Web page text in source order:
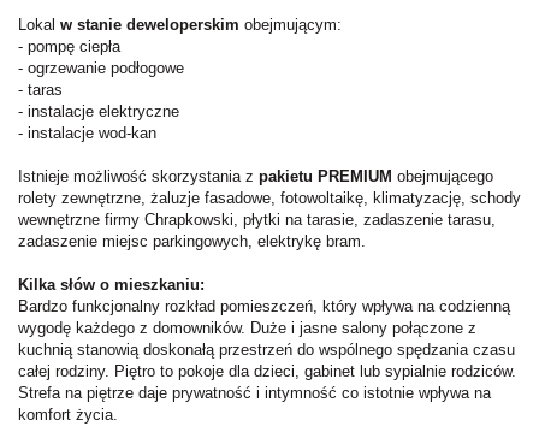
Lokal w stanie deweloperskim obejmującym:
- pompę ciepła
- ogrzewanie podłogowe
- taras
- instalacje elektryczne
- instalacje wod-kan
Istnieje możliwość skorzystania z pakietu PREMIUM obejmującego
rolety zewnętrzne, żaluzje fasadowe, fotowoltaikę, klimatyzację, schody
wewnętrzne firmy Chrapkowski, płytki na tarasie, zadaszenie tarasu,
zadaszenie miejsc parkingowych, elektrykę bram.
Kilka słów o mieszkaniu:
Bardzo funkcjonalny rozkład pomieszczeń, który wpływa na codzienną
wygodę każdego z domowników. Duże i jasne salony połączone z
kuchnią stanowią doskonałą przestrzeń do wspólnego spędzania czasu
całej rodziny. Piętro to pokoje dla dzieci, gabinet lub sypialnie rodziców.
Strefa na piętrze daje prywatność i intymność co istotnie wpływa na
komfort życia.